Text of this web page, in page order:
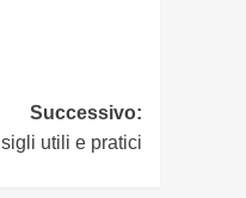
Successivo:
utili e pratici